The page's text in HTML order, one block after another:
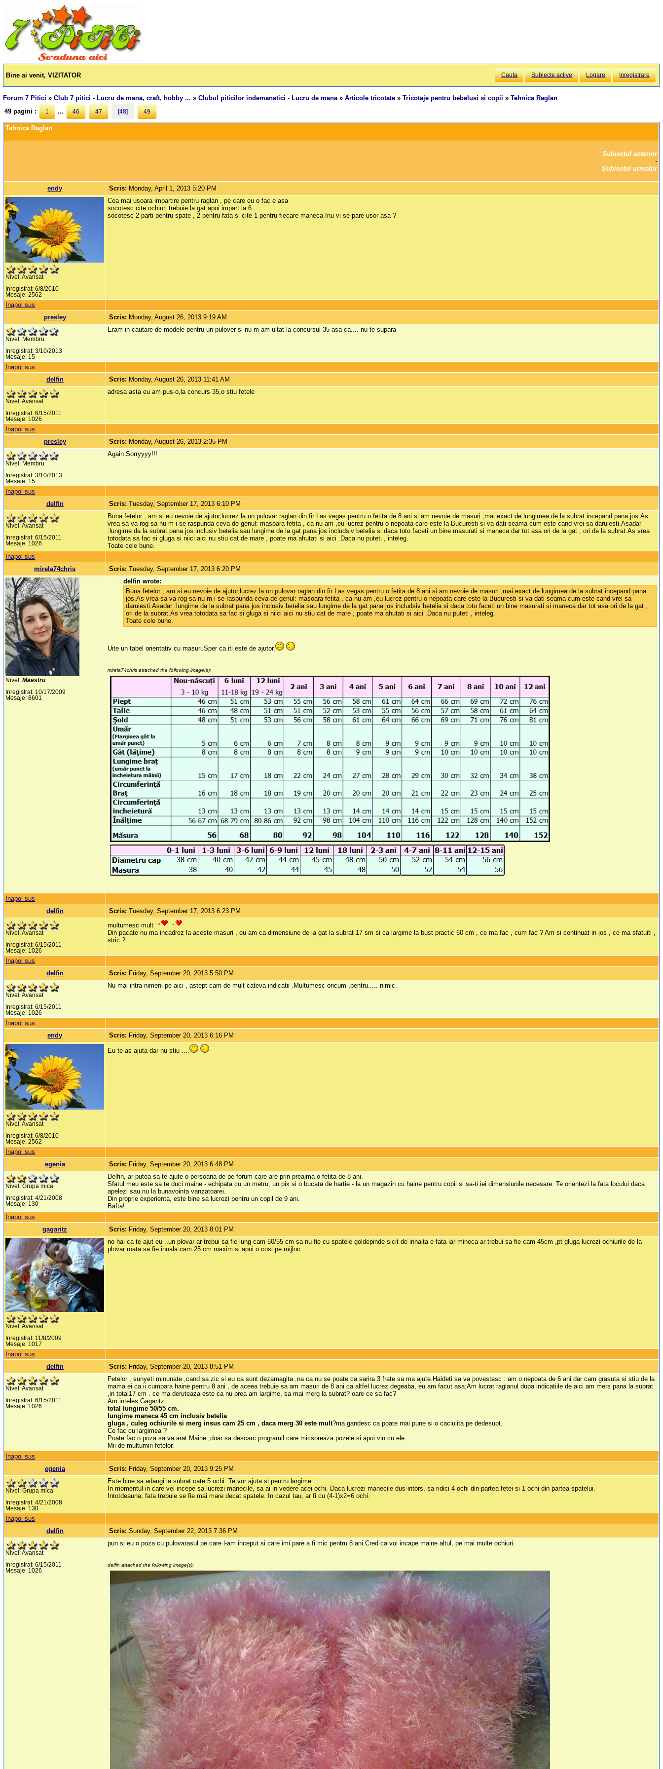
Bine ai venit, VIZITATOR Cauta Subiecte active Logare Inregistrare
Forum 7 Pitici »Club 7 pitici - Lucru de mana, craft, hobby ... »Clubul piticilor indemanatici - Lucru de mana»Articole tricotate »Tricotaje pentru bebelusi si copii »Tehnica Raglan
49 pagini :
1 ... 46 47 [48] 49
Tehnica Raglan
Subiectul anterior
Subiectul urmator
endy Scris: Monday, April 1, 2013 5:20 PM
Nivel: Avansat
Inregistrat: 6/8/2010
Mesaje: 2562
Cea mai usoara impartire pentru raglan , pe care eu o fac e asa
socotesc cite ochiuri trebuie la gat apoi impart la 6
socotesc 2 parti pentru spate , 2 pentru fata si cite 1 pentru fiecare maneca !nu vi se pare usor asa ?
Inapoi sus
presley
Scris: Monday, August 26, 2013 9:19 AM
Nivel: Membru
Inregistrat: 3/10/2013
Mesaje: 15
Eram in cautare de modele pentru un pulover si nu m-am uitat la concursul 35 asa ca.... nu te supara
Inapoi sus
delfin
Scris: Monday, August 26, 2013 11:41 AM
Nivel: Avansat
Inregistrat: 6/15/2011
Mesaje: 1026
adresa asta eu am pus-o,la concurs 35,o stiu fetele
Inapoi sus
presley
Scris: Monday, August 26, 2013 2:35 PM
Nivel: Membru
Inregistrat: 3/10/2013
Mesaje: 15
Again Sorryyyy!!!
Inapoi sus
delfin
Scris:Tuesday, September 17, 2013 6:10 PM
Nivel: Avansat
Inregistrat: 6/15/2011
Mesaje: 1026
Buna fetelor , am si eu nevoie de ajutor,lucrez la un pulovar raglan din fir Las vegas pentru o fetita de 8 ani si am nevoie de masuri ,mai exact de lungimea de la subrat incepand pana jos.As
vrea sa va rog sa nu m-i se raspunda ceva de genul: masoara fetita , ca nu am ,eu lucrez pentru o nepoata care este la Bucuresti si va dati seama cum este cand vrei sa daruiesti.Asadar
:lungime da la subrat pana jos inclusiv betelia sau lungime de la gat pana jos includsiv betelia si daca toto faceti un bine masurati si maneca dar tot asa ori de la gat , ori de la subrat.As vrea
totodata sa fac si gluga si niici aici nu stiu cat de mare , poate ma ahutati si aici .Daca nu puteti , inteleg.
Toate cele bune.
Inapoi sus
mirela74chris
Scris:Tuesday, September 17, 2013 6:20 PM
Nivel:Maestru
Inregistrat: 10/17/2009
Mesaje: 8601
delfin wrote:
Buna fetelor , am si eu nevoie de ajutor,lucrez la un pulovar raglan din fir Las vegas pentru o fetita de 8 ani si am nevoie de masuri ,mai exact de lungimea de la subrat incepand pana
jos.As vrea sa va rog sa nu m-i se raspunda ceva de genul: masoara fetita , ca nu am ,eu lucrez pentru o nepoata care este la Bucuresti si va dati seama cum este cand vrei sa
daruiesti.Asadar :lungime da la subrat pana jos inclusiv betelia sau lungime de la gat pana jos includsiv betelia si daca toto faceti un bine masurati si maneca dar tot asa ori de la gat ,
ori de la subrat.As vrea totodata sa fac si gluga si niici aici nu stiu cat de mare , poate ma ahutati si aici .Daca nu puteti , inteleg.
Toate cele bune.
Uite un tabel orientativ cu masuri.Sper ca iti este de ajutor.
mirela74chris attached the following image(s):
Inapoi sus
delfin
Scris:Tuesday, September 17, 2013 6:23 PM
Nivel: Avansat
Inregistrat: 6/15/2011
Mesaje: 1026
multumesc mult
Din pacate nu ma incadrez la aceste masuri , eu am ca dimensiune de la gat la subrat 17 sm si ca largime la bust practic 60 cm , ce ma fac , cum fac ? Am si continuat in jos , ce ma sfatuiti ,
stric ?
Inapoi sus
delfin
Scris: Friday, September 20, 2013 5:50 PM
Nivel: Avansat
Inregistrat: 6/15/2011
Mesaje: 1026
Nu mai intra nimeni pe aici , astept cam de mult cateva indicatii .Multumesc oricum ,pentru..... nimic.
Inapoi sus
endy
Scris: Friday, September 20, 2013 6:16 PM
Nivel: Avansat
Inregistrat: 6/8/2010
Mesaje: 2562
Eu te-as ajuta dar nu stiu ....
Inapoi sus
egenia
Scris: Friday, September 20, 2013 6:48 PM
Nivel: Grupa mica
Inregistrat: 4/21/2008
Mesaje: 130
Delfin, ar putea sa te ajute o persoana de pe forum care are prin preajma o fetita de 8 ani.
Sfatul meu este sa te duci maine - echipata cu un metru, un pix si o bucata de hartie - la un magazin cu haine pentru copii si sa-ti iei dimensiunile necesare. Te orientezi la fata locului daca
apelezi sau nu la bunavointa vanzatoarei.
Din proprie experienta, este bine sa lucrezi pentru un copil de 9 ani.
Bafta!
Inapoi sus
gagaritz
Scris: Friday, September 20, 2013 8:01 PM
Nivel: Avansat
Inregistrat: 11/8/2009
Mesaje: 1017
no hai ca te ajut eu ..un plovar ar trebui sa fie lung cam 50/55 cm sa nu fie cu spatele goldepinde sicit de innalta e fata iar mineca ar trebui sa fie cam 45cm ,pt gluga lucrezi ochiurile de la
plovar roata sa fie innala cam 25 cm maxim si apoi o cosi pe mijloc
Inapoi sus
delfin
Scris: Friday, September 20, 2013 8:51 PM
Nivel: Avansat
Inregistrat: 6/15/2011
Mesaje: 1026
Fetelor , sunyeti minunate ,cand sa zic si eu ca sunt dezamagita ,na ca nu se poate ca sarira 3 frate sa ma ajute.Haideti sa va povestesc : am o nepoata de 6 ani dar cam grasuta si stiu de la
mama ei ca ii cumpara haine pentru 8 ani , de aceea trebuie sa am masuri de 8 ani ca altfel lucrez degeaba, eu am facut asa:Am lucrat raglanul dupa indicatiile de aici am mers pana la subrat
,in total17 cm . ce ma deruteaza este ca nu prea am largime, sa mai merg la subrat? oare ce sa fac?
Am inteles Gagaritz:
total lungime 50/55 cm.
lungime maneca 45 cm inclusiv betelia
gluga , culeg ochiurile si merg insus cam 25 cm , daca merg 30 este mult?ma gandesc ca poate mai pune si o caciulita pe dedesupt.
Ce fac cu largimea ?
Poate fac o poza sa va arat.Maine ,doar sa descarc programil care micsoreaza pozele si apoi vin cu ele
Mii de multumiri fetelor.
Inapoi sus
egenia
Scris: Friday, September 20, 2013 9:25 PM
Nivel: Grupa mica
Inregistrat: 4/21/2008
Mesaje: 130
Este bine sa adaugi la subrat cate 5 ochi. Te vor ajuta si pentru largime.
In momentul in care vei incepe sa lucrezi manecile, sa ai in vedere acei ochi. Daca lucrezi manecile dus-intors, sa ridici 4 ochi din partea fetei si 1 ochi din partea spatelui.
Intotdeauna, fata trebuie se fie mai mare decat spatele. In cazul tau, ar fi cu (4-1)x2=6 ochi.
Inapoi sus
delfin
Scris:Sunday, September 22, 2013 7:36 PM
Nivel: Avansat
Inregistrat: 6/15/2011
Mesaje: 1026
pun si eu o poza cu pulovarasul pe care l-am inceput si care imi pare a fi mic pentru 8 ani.Cred ca voi incape maine altul, pe mai multe ochiuri.
delfin attached the following image(s):